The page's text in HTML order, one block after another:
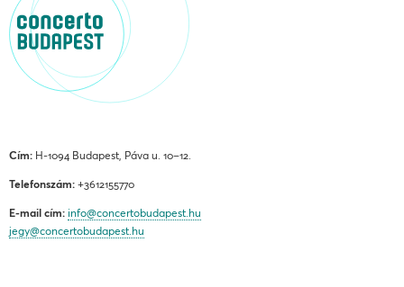
Cím: H-1094 Budapest, Páva u. 10–12.
Telefonszám: +3612155770
E-mail cím: info@concertobudapest.hu
jegy@concertobudapest.hu